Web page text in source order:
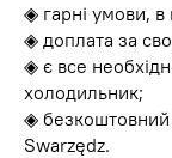
◈ гарні умови,
◈ доплата за
◈ є все
холодильник;
◈ безкоштовний
Swarzędz.